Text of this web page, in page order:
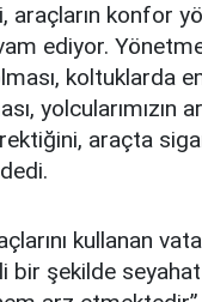
araçların konfor
ediyor.
koltuklarda
araçta
kullanan
bir şekilde